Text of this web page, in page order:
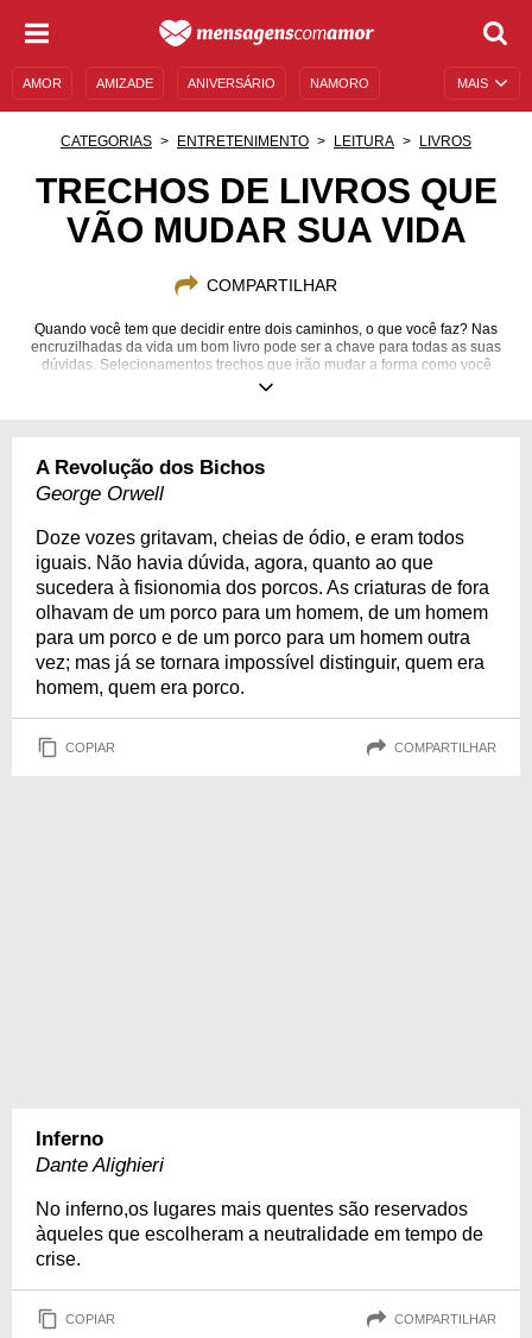
MAIS
AMOR AMIZADE ANIVERSÁRIO NAMORO
MENSAGENS E FRASES MENSAGENS DE ANIVERSÁRIO
CATEGORIAS ENTRETENIMENTO LEITURA LIVROS
TRECHOS DE LIVROS QUE
VÃO MUDAR SUA VIDA
COMPARTILHAR
Quando você tem que decidir entre dois caminhos, o que você faz? Nas
encruzilhadas da vida um bom livro pode ser a chave para todas as suas
dúvidas. Selecionamentos trechos que irão mudar a forma como você
enxerga tudo aquilo que te rodeia. Encontre as soluções para a sua vida.
A Revolução dos Bichos
George Orwell
Doze vozes gritavam, cheias de ódio, e eram todos
iguais. Não havia dúvida, agora, quanto ao que
sucedera à fisionomia dos porcos. As criaturas de fora
olhavam de um porco para um homem, de um homem
para um porco e de um porco para um homem outra
vez; mas já se tornara impossível distinguir, quem era
homem, quem era porco.
COPIAR COMPARTILHAR
Inferno
Dante Alighieri
No inferno,os lugares mais quentes são reservados
àqueles que escolheram a neutralidade em tempo de
crise.
COPIAR COMPARTILHAR